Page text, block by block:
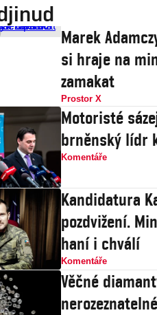
Marek
si hraje na
zamakat
Prostor X
Motoristé
brněnský lídr
Komentáře
Kandidatura
pozdvižení.
haní i chválí
Komentáře
Věčné